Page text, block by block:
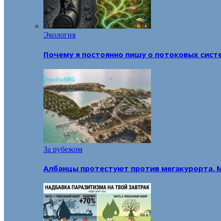
Экология
Почему я постоянно пишу о потоковых
За рубежом
Албанцы протестуют против мегакурорта.